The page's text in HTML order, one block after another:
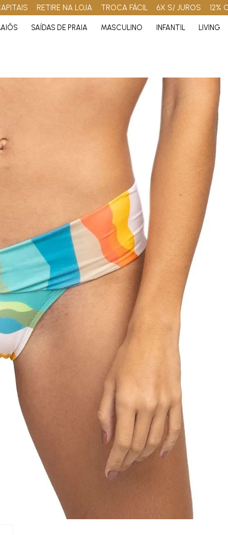
RETIRE NA LOJA TROCA FÁCIL 6X S/ JUROS 12%
SAÍDAS DE PRAIA MASCULINO INFANTIL LIVING